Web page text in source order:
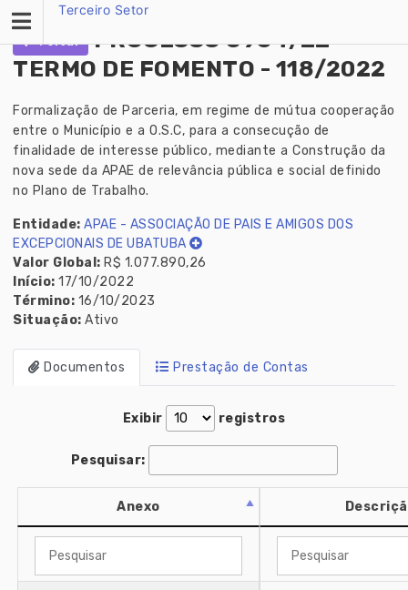
Skip
content
Terceiro Setor
Voltar PROCESSO 8954/22 -
TERMO DE FOMENTO - 118/2022
Formalização de Parceria, em regime de mútua cooperação
entre o Município e a O.S.C, para a consecução de
finalidade de interesse público, mediante a Construção da
nova sede da APAE de relevância pública e social definido
no Plano de Trabalho.
Entidade: APAE - ASSOCIAÇÃO DE PAIS E AMIGOS DOS
EXCEPCIONAIS DE UBATUBA
Valor Global: R$ 1.077.890,26
Início: 17/10/2022
Término: 16/10/2023
Situação: Ativo
Documentos Prestação de Contas
Exibir registros
Pesquisar:
Anexo